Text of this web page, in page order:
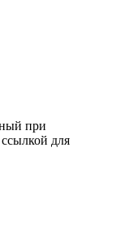
при
для